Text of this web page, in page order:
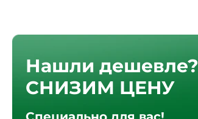
Нашли дешевле?
СНИЗИМ ЦЕНУ